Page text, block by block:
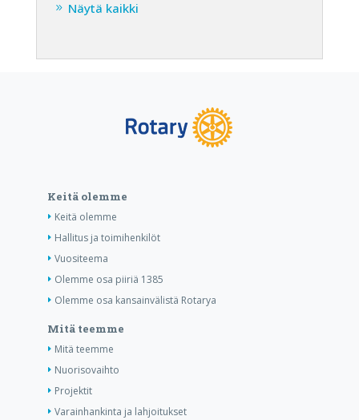
Näytä kaikki
Keitä olemme
Keitä olemme
Hallitus ja toimihenkilöt
Vuositeema
Olemme osa piiriä 1385
Olemme osa kansainvälistä Rotarya
Mitä teemme
Mitä teemme
Nuorisovaihto
Projektit
Varainhankinta ja lahjoitukset